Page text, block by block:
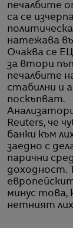
печалбите
са се
натежава
Очаква се
за втори
печалбите
стабилни и
поскъпват.
Reuters, че
банки към
заедно с
парични
доходност.
минус
нетният